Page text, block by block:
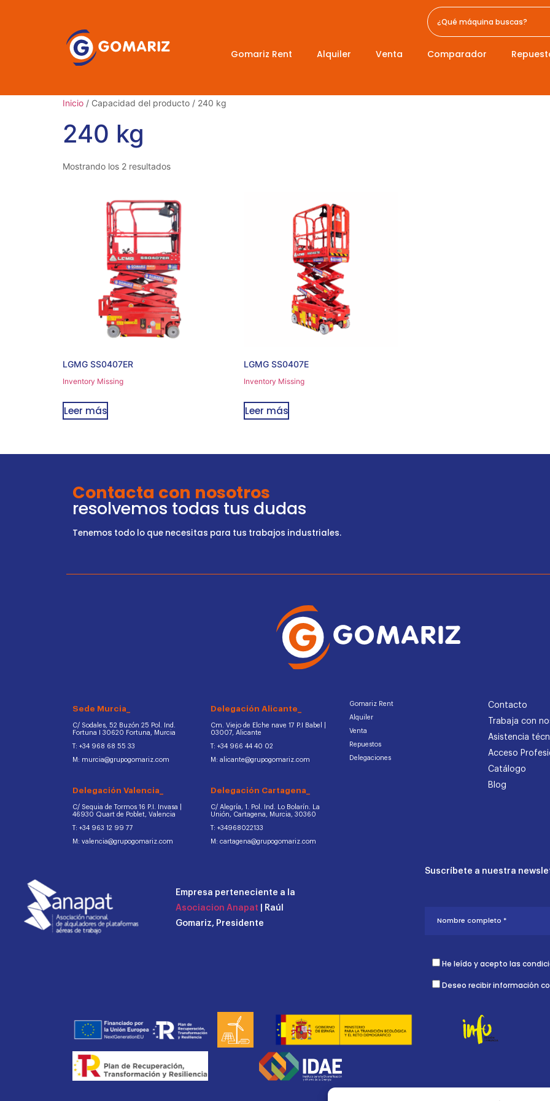
Gomariz Rent Alquiler Venta Comparador
Inicio / Capacidad del producto / 240 kg
240 kg
Mostrando los 2 resultados
LGMG SS0407ER
Inventory Missing
Leer más
LGMG SS0407E
Inventory Missing
Leer más
Contacta con nosotros
resolvemos todas tus dudas
Tenemos todo lo que necesitas para tus trabajos industriales.
Sede Murcia_
C/ Sodales, 52 Buzón 25 Pol. Ind.
Fortuna I 30620 Fortuna, Murcia
T: +34 968 68 55 33
M: murcia@grupogomariz.com
Delegación Valencia_
C/ Sequia de Tormos 16 P.I. Invasa |
46930 Quart de Poblet, Valencia
T: +34 963 12 99 77
M: valencia@grupogomariz.com
Delegación Alicante_
Cm. Viejo de Elche nave 17 P.I Babel |
03007, Alicante
T: +34 966 44 40 02
M: alicante@grupogomariz.com
Delegación Cartagena_
C/ Alegría, 1. Pol. Ind. Lo Bolarín. La
Unión, Cartagena, Murcia, 30360
T: +34968022133
M: cartagena@grupogomariz.com
Gomariz Rent
Alquiler
Venta
Repuestos
Delegaciones
Contacto
Trabaja con
Asistencia
Acceso
Catálogo
Blog
Empresa perteneciente a la
Asociacion Anapat | Raúl
Gomariz, Presidente
Suscríbete a nuestra
He leído y acepto las
Deseo recibir información